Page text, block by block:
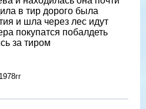
в тир дорого была
и шла через лес идут
покупатся побалдеть
за тиром